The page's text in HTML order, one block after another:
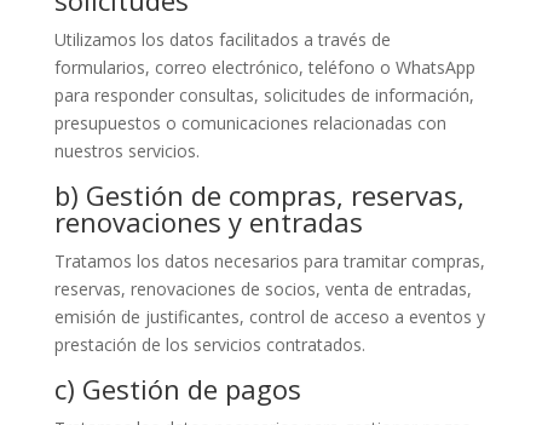
Utilizamos los datos facilitados a través de
formularios, correo electrónico, teléfono o WhatsApp
para responder consultas, solicitudes de información,
presupuestos o comunicaciones relacionadas con
nuestros servicios.
b) Gestión de compras, reservas,
renovaciones y entradas
Tratamos los datos necesarios para tramitar compras,
reservas, renovaciones de socios, venta de entradas,
emisión de justificantes, control de acceso a eventos y
prestación de los servicios contratados.
c) Gestión de pagos